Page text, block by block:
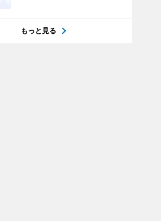
もっと見る